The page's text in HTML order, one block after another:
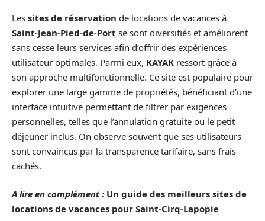
Les sites de réservation de locations de vacances à
Saint-Jean-Pied-de-Port se sont diversifiés et améliorent
sans cesse leurs services afin d’offrir des expériences
utilisateur optimales. Parmi eux, KAYAK ressort grâce à
son approche multifonctionnelle. Ce site est populaire pour
explorer une large gamme de propriétés, bénéficiant d’une
interface intuitive permettant de filtrer par exigences
personnelles, telles que l’annulation gratuite ou le petit
déjeuner inclus. On observe souvent que ses utilisateurs
sont convaincus par la transparence tarifaire, sans frais
cachés.
A lire en complément : Un guide des meilleurs sites de
locations de vacances pour Saint-Cirq-Lapopie